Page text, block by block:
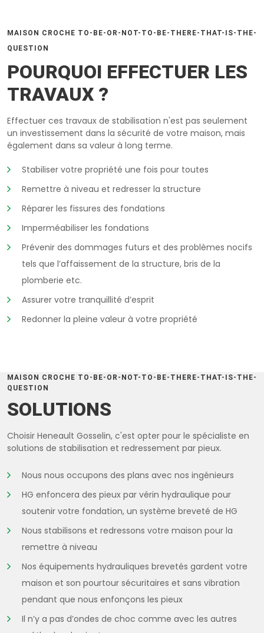
MAISON CROCHE TO-BE-OR-NOT-TO-BE-THERE-THAT-IS-THE-
QUESTION
POURQUOI EFFECTUER LES
TRAVAUX ?
Effectuer ces travaux de stabilisation n'est pas seulement
un investissement dans la sécurité de votre maison, mais
également dans sa valeur à long terme.
Stabiliser votre propriété une fois pour toutes
Remettre à niveau et redresser la structure
Réparer les fissures des fondations
Imperméabiliser les fondations
Prévenir des dommages futurs et des problèmes nocifs
tels que l’affaissement de la structure, bris de la
plomberie etc.
Assurer votre tranquillité d’esprit
Redonner la pleine valeur à votre propriété
MAISON CROCHE TO-BE-OR-NOT-TO-BE-THERE-THAT-IS-THE-
QUESTION
SOLUTIONS
Choisir Heneault Gosselin, c'est opter pour le spécialiste en
solutions de stabilisation et redressement par pieux.
Nous nous occupons des plans avec nos ingénieurs
HG enfoncera des pieux par vérin hydraulique pour
soutenir votre fondation, un système breveté de HG
Nous stabilisons et redressons votre maison pour la
remettre à niveau
Nos équipements hydrauliques brevetés gardent votre
maison et son pourtour sécuritaires et sans vibration
pendant que nous enfonçons les pieux
Il n’y a pas d’ondes de choc comme avec les autres